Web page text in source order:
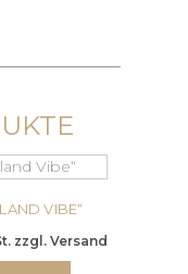
VIBE“
zzgl. Versand